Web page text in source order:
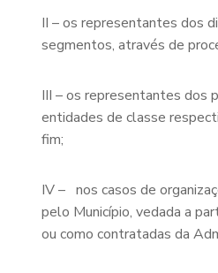
II – os representantes dos
segmentos, através de
III – os representantes dos
entidades de classe
fim;
IV – nos casos de
pelo Município, vedada a
ou como contratadas da